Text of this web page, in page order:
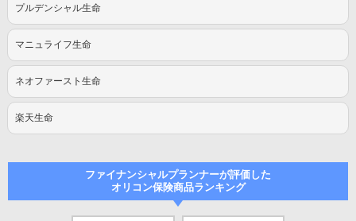
プルデンシャル生命
マニュライフ生命
ネオファースト生命
楽天生命
ファイナンシャルプランナーが評価した
オリコン保険商品ランキング